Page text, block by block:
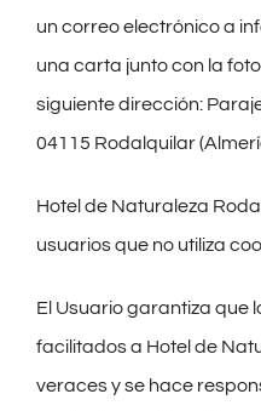
un correo electrónico a
una carta junto con la
siguiente dirección:
04115 Rodalquilar
Hotel de Naturaleza
usuarios que no utiliza
El Usuario garantiza que
facilitados a Hotel de
veraces y se hace